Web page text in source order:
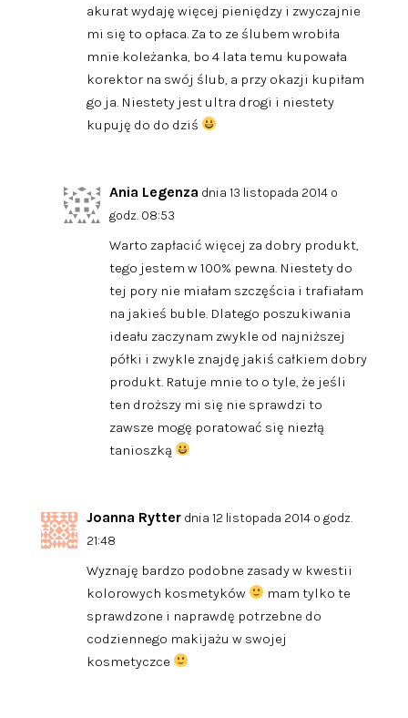
akurat wydaję więcej pieniędzy i zwyczajnie
mi się to opłaca. Za to ze ślubem wrobiła
mnie koleżanka, bo 4 lata temu kupowała
korektor na swój ślub, a przy okazji kupiłam
go ja. Niestety jest ultra drogi i niestety
kupuję do do dziś
Ania Legenza dnia 13 listopada 2014 o
godz. 08:53
Warto zapłacić więcej za dobry produkt,
tego jestem w 100% pewna. Niestety do
tej pory nie miałam szczęścia i trafiałam
na jakieś buble. Dlatego poszukiwania
ideału zaczynam zwykle od najniższej
półki i zwykle znajdę jakiś całkiem dobry
produkt. Ratuje mnie to o tyle, że jeśli
ten droższy mi się nie sprawdzi to
zawsze mogę poratować się niezłą
tanioszką
Joanna Rytter dnia 12 listopada 2014 o godz.
21:48
Wyznaję bardzo podobne zasady w kwestii
kolorowych kosmetyków
mam tylko te
sprawdzone i naprawdę potrzebne do
codziennego makijażu w swojej
kosmetyczce